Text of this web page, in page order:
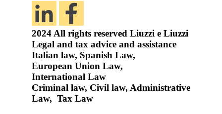
2024 All rights reserved Liuzzi e Liuzzi
Legal and tax advice and assistance
Italian law, Spanish Law,
European Union Law,
International Law
Criminal law, Civil law, Administrative
Law, Tax Law